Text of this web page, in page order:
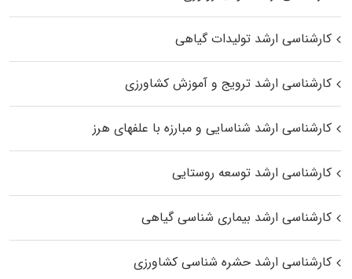
کارشناسی ارشد تولیدات گیاهی
کارشناسی ارشد ترویج و آموزش کشاورزی
کارشناسی ارشد شناسایی و مبارزه با علفهای هرز
کارشناسی ارشد توسعه روستایی
کارشناسی ارشد بیماری‌ شناسی گیاهی
کارشناسی ارشد حشره‌ شناسی کشاورزی